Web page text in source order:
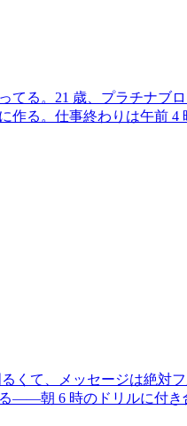
る。21 歳、プラチナブ
る。仕事終わりは午前 4
くて、メッセージは絶対
——朝 6 時のドリルに付き